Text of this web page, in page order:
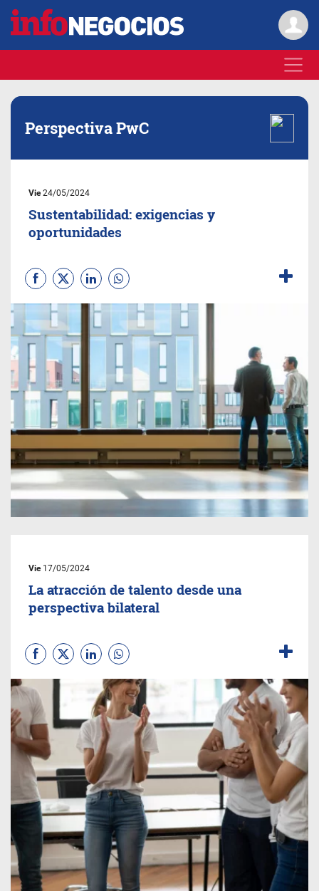
Perspectiva PwC
Vie24/05/2024
Sustentabilidad: exigencias y
oportunidades
Vie17/05/2024
La atracción de talento desde una
perspectiva bilateral